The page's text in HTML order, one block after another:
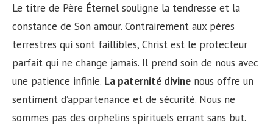
Le titre de Père Éternel souligne la tendresse et la
constance de Son amour. Contrairement aux pères
terrestres qui sont faillibles, Christ est le protecteur
parfait qui ne change jamais. Il prend soin de nous avec
une patience infinie. La paternité divine nous offre un
sentiment d’appartenance et de sécurité. Nous ne
sommes pas des orphelins spirituels errant sans but.